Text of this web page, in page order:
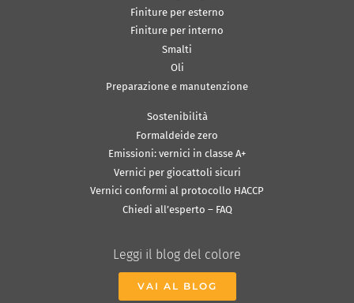
Finiture per esterno
Finiture per interno
Smalti
Oli
Preparazione e manutenzione
Sostenibilità
Formaldeide zero
Emissioni: vernici in classe A+
Vernici per giocattoli sicuri
Vernici conformi al protocollo HACCP
Chiedi all’esperto – FAQ
Leggi il blog del colore
VAI AL BLOG